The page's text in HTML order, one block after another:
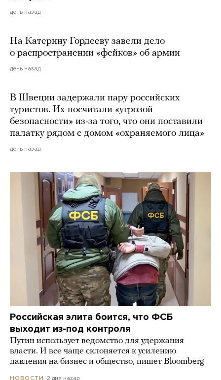
день назад
На Катерину Гордееву завели дело
о распространении «фейков» об армии
день назад
В Швеции задержали пару российских
туристов. Их посчитали «угрозой
безопасности» из-за того, что они поставили
палатку рядом с домом «охраняемого лица»
день назад
Российская элита боится, что ФСБ
выходит из-под контроля
Путин использует ведомство для удержания
власти. И все чаще склоняется к усилению
давления на бизнес и общество, пишет Bloomberg
НОВОСТИ 2 дня назад